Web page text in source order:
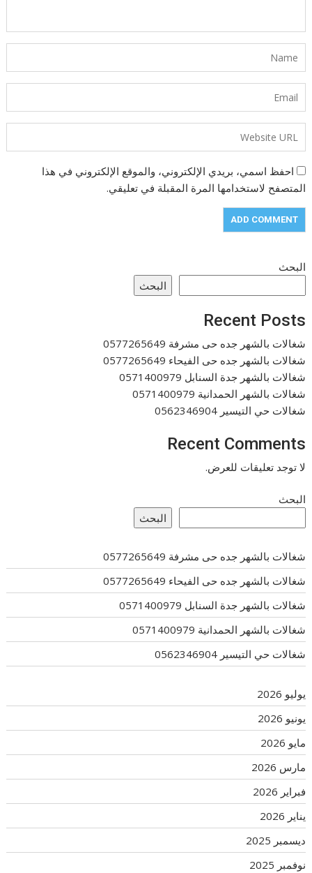
احفظ اسمي، بريدي الإلكتروني، والموقع الإلكتروني في هذا
المتصفح لاستخدامها المرة المقبلة في تعليقي.
البحث
البحث
Recent Posts
شغالات بالشهر جده حى مشرفة 0577265649
شغالات بالشهر جده حى الفيحاء 0577265649
شغالات بالشهر جدة السنابل 0571400979
شغالات بالشهر الحمدانية 0571400979
شغالات حي التيسير 0562346904
Recent Comments
لا توجد تعليقات للعرض.
البحث
البحث
شغالات بالشهر جده حى مشرفة 0577265649
شغالات بالشهر جده حى الفيحاء 0577265649
شغالات بالشهر جدة السنابل 0571400979
شغالات بالشهر الحمدانية 0571400979
شغالات حي التيسير 0562346904
يوليو 2026
يونيو 2026
مايو 2026
مارس 2026
فبراير 2026
يناير 2026
ديسمبر 2025
نوفمبر 2025